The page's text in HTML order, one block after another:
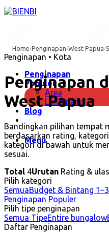
Skip
to
Penginapan
Populer
Area
Landmark
Blog
Menu
Home›Penginapan›West Papua›
Penginapan • Kota
Penginapan
West Papua
Bandingkan pilihan tempat
berdasarkan rating,
kategori di bawah untuk
sesuai.
Total 4Urutan Rating &
Pilih kategori
SemuaBudget & Bintang 1–3
Penginapan Populer
Pilih tipe penginapan
Semua TipeEntire bungalow
Daftar Penginapan